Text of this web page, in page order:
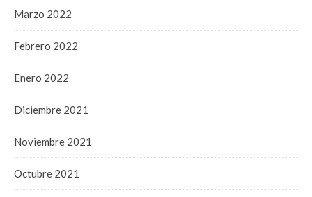
Marzo 2022
Febrero 2022
Enero 2022
Diciembre 2021
Noviembre 2021
Octubre 2021